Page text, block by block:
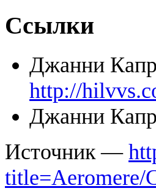
Ссылки
Джанни
http://
Джанни
Источник —
title=Aeromere/